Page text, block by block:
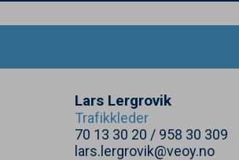
Lars Lergrovik
Trafikkleder
70 13 30 20 / 958 30 309
lars.lergrovik@veoy.no